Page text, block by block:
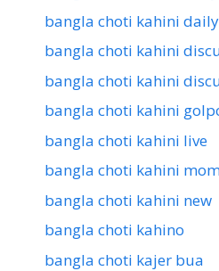
bangla choti kahini
bangla choti kahini
bangla choti kahini
bangla choti kahini
bangla choti kahini live
bangla choti kahini
bangla choti kahini new
bangla choti kahino
bangla choti kajer bua